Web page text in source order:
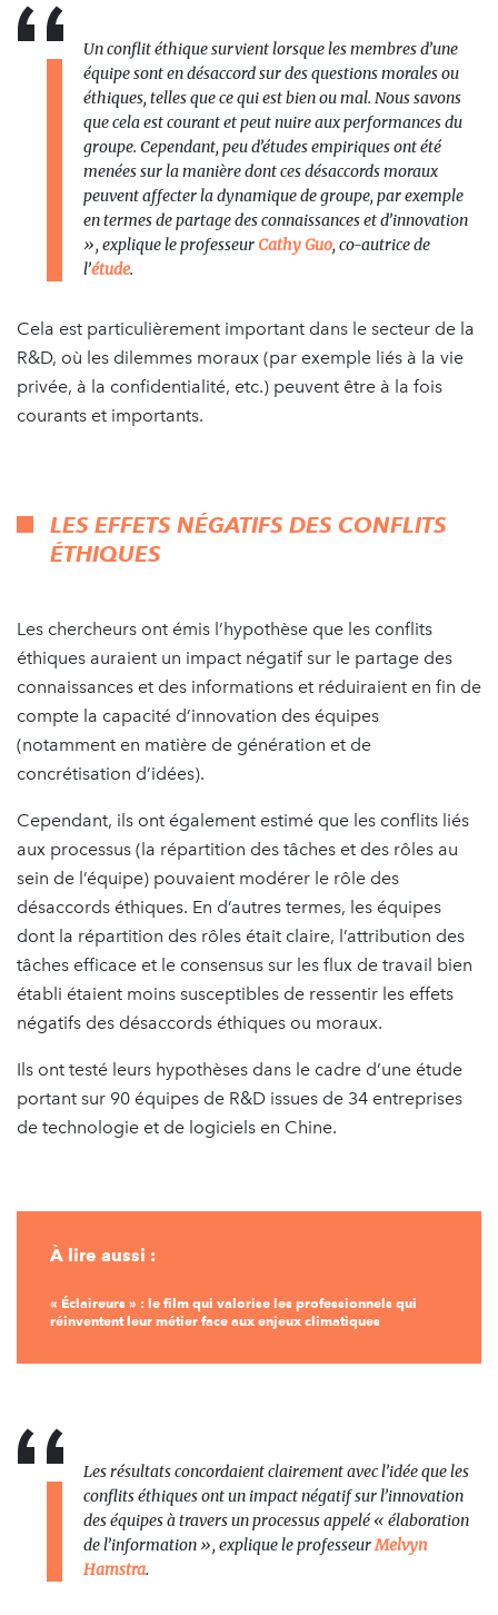
Un conflit éthique survient lorsque les membres d’une
équipe sont en désaccord sur des questions morales ou
éthiques, telles que ce qui est bien ou mal. Nous savons
que cela est courant et peut nuire aux performances du
groupe. Cependant, peu d’études empiriques ont été
menées sur la manière dont ces désaccords moraux
peuvent affecter la dynamique de groupe, par exemple
en termes de partage des connaissances et d’innovation
», explique le professeur Cathy Guo, co-autrice de
l’étude.
Cela est particulièrement important dans le secteur de la
R&D, où les dilemmes moraux (par exemple liés à la vie
privée, à la confidentialité, etc.) peuvent être à la fois
courants et importants.
LES EFFETS NÉGATIFS DES CONFLITS
ÉTHIQUES
Les chercheurs ont émis l’hypothèse que les conflits
éthiques auraient un impact négatif sur le partage des
connaissances et des informations et réduiraient en fin de
compte la capacité d’innovation des équipes
(notamment en matière de génération et de
concrétisation d’idées).
Cependant, ils ont également estimé que les conflits liés
aux processus (la répartition des tâches et des rôles au
sein de l’équipe) pouvaient modérer le rôle des
désaccords éthiques. En d’autres termes, les équipes
dont la répartition des rôles était claire, l’attribution des
tâches efficace et le consensus sur les flux de travail bien
établi étaient moins susceptibles de ressentir les effets
négatifs des désaccords éthiques ou moraux.
Ils ont testé leurs hypothèses dans le cadre d’une étude
portant sur 90 équipes de R&D issues de 34 entreprises
de technologie et de logiciels en Chine.
À lire aussi :
« Éclaireurs » : le film qui valorise les professionnels qui
réinventent leur métier face aux enjeux climatiques
Les résultats concordaient clairement avec l’idée que les
conflits éthiques ont un impact négatif sur l’innovation
des équipes à travers un processus appelé « élaboration
de l’information », explique le professeurMelvyn
Hamstra.